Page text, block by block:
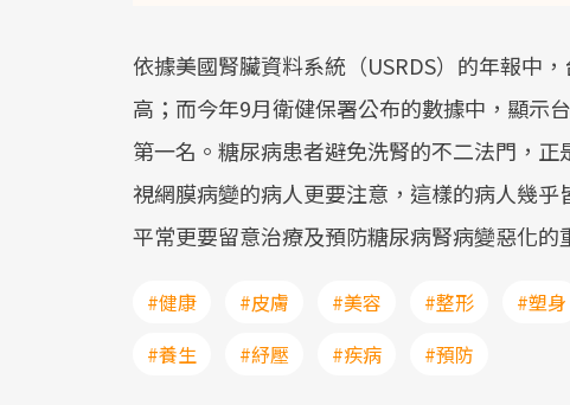
依據美國腎臟資料系統（USRDS）的年報中
高；而今年9月衛健保署公布的數據中，顯示
第一名。糖尿病患者避免洗腎的不二法門，
視網膜病變的病人更要注意，這樣的病人幾
平常更要留意治療及預防糖尿病腎病變惡化的
#健康 #皮膚 #美容 #整形 #塑身
#養生
#紓壓 #疾病 #預防